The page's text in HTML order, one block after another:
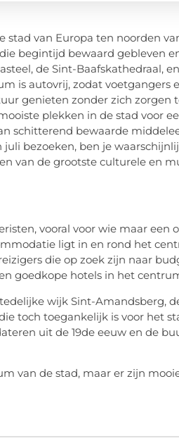
van Europa ten noorden
begintijd bewaard gebleven
de Sint-Baafskathedraal,
is autovrij, zodat voetgangers
genieten zonder zich zorgen
plekken in de stad voor
schitterend bewaarde
bezoeken, ben je
van de grootste culturele en
vooral voor wie maar een
ligt in en rond het
die op zoek zijn naar
goedkope hotels in het
wijk Sint-Amandsberg,
toch toegankelijk is voor het
uit de 19de eeuw en de
van de stad, maar er zijn mooie